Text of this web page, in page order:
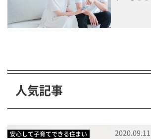
人気記事
安心して子育てできる住まい
2020.09.11